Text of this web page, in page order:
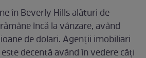
în Beverly Hills alături de
încă la vânzare, având
de dolari. Agenții imobiliari
decentă având în vedere câți